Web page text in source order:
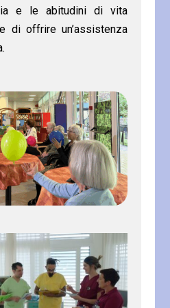
e le abitudini di vita
di offrire un’assistenza